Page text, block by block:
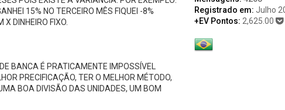
Registrado em: Julho
+EV Pontos: 2,625.00
15% NO TERCEIRO MÊS FIQUEI -8%
DINHEIRO FIXO.
BANCA É PRATICAMENTE IMPOSSÍVEL
PRECIFICAÇÃO, TER O MELHOR MÉTODO,
BOA DIVISÃO DAS UNIDADES, UM BOM